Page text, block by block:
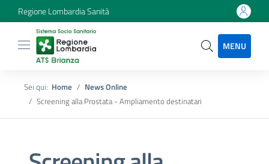
Regione Lombardia Sanità
MENU
Sei qui: Home
News Online
Screening alla Prostata - Ampliamento destinatari